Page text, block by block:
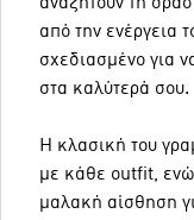
από την ενέργεια
σχεδιασμένο για
στα καλύτερά σου.
Η κλασική του
με κάθε outfit,
μαλακή αίσθηση